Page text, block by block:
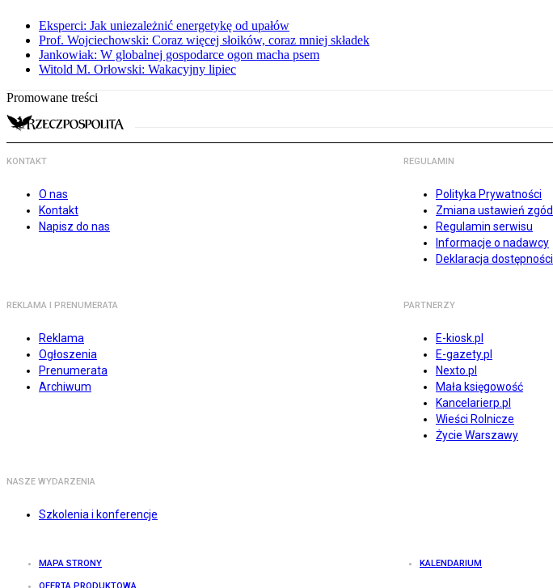
Eksperci: Jak uniezależnić energetykę od upałów
Prof. Wojciechowski: Coraz więcej słoików, coraz mniej składek
Jankowiak: W globalnej gospodarce ogon macha psem
Witold M. Orłowski: Wakacyjny lipiec
Promowane treści
KONTAKT
O nas
Kontakt
Napisz do nas
REGULAMIN
Polityka Prywatności
Zmiana ustawień zgód
Regulamin serwisu
Informacje o nadawcy
Deklaracja dostępności
REKLAMA I PRENUMERATA
Reklama
Ogłoszenia
Prenumerata
Archiwum
PARTNERZY
E-kiosk.pl
E-gazety.pl
Nexto.pl
Mała księgowość
Kancelarierp.pl
Wieści Rolnicze
Życie Warszawy
NASZE WYDARZENIA
Szkolenia i konferencje
MAPA STRONY KALENDARIUM